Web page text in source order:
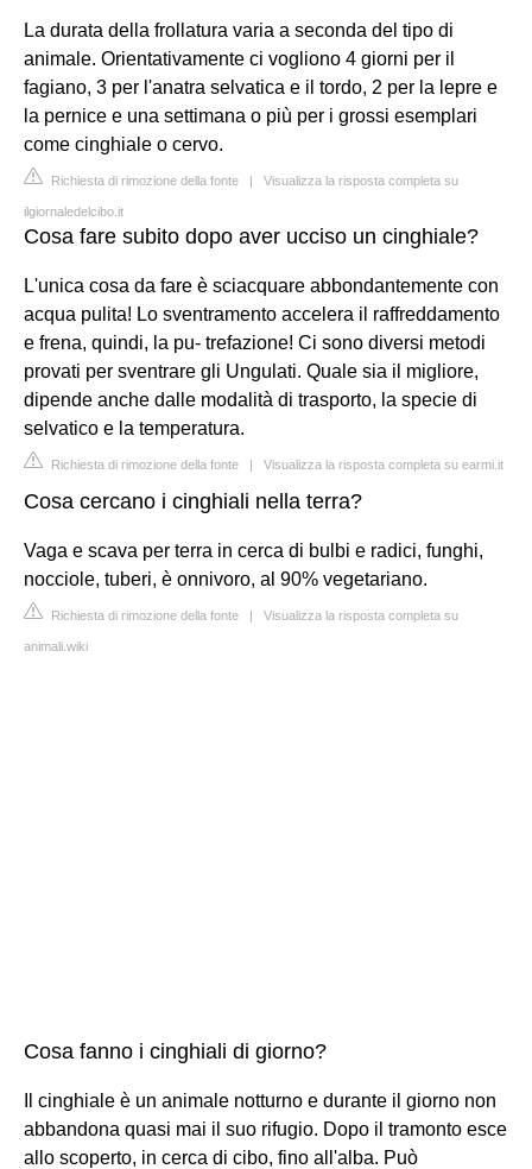
La durata della frollatura varia a seconda del tipo di
animale. Orientativamente ci vogliono 4 giorni per il
fagiano, 3 per l'anatra selvatica e il tordo, 2 per la lepre e
la pernice e una settimana o più per i grossi esemplari
come cinghiale o cervo.
Richiesta di rimozione della fonte | Visualizza la risposta completa su
ilgiornaledelcibo.it
Cosa fare subito dopo aver ucciso un cinghiale?
L'unica cosa da fare è sciacquare abbondantemente con
acqua pulita! Lo sventramento accelera il raffreddamento
e frena, quindi, la pu- trefazione! Ci sono diversi metodi
provati per sventrare gli Ungulati. Quale sia il migliore,
dipende anche dalle modalità di trasporto, la specie di
selvatico e la temperatura.
Richiesta di rimozione della fonte | Visualizza la risposta completa su earmi.it
Cosa cercano i cinghiali nella terra?
Vaga e scava per terra in cerca di bulbi e radici, funghi,
nocciole, tuberi, è onnivoro, al 90% vegetariano.
Richiesta di rimozione della fonte | Visualizza la risposta completa su
animali.wiki
Cosa fanno i cinghiali di giorno?
Il cinghiale è un animale notturno e durante il giorno non
abbandona quasi mai il suo rifugio. Dopo il tramonto esce
allo scoperto, in cerca di cibo, fino all'alba. Può